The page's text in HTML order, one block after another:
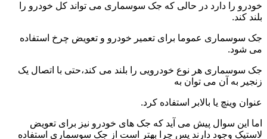
خودرو را دارد در حالی که جک سوسماری می تواند کل خودرو را
بلند کند.
جک سوسماری عموما برای تعمیر خودرو و تعویض چرخ استفاده
می شود.
جک سوسماری هر نوع خودرویی را بلند می کند،حتی با اتصال یک
زنجیر به آن می توان به
عنوان وینچ یا بالابر استفاده کرد.
اما این سوال پیش می آید که جک های خودرو نیز برای تعویض
لاستیک وجود دارند پس چرا بهتر است از جک سوسماری استفاده